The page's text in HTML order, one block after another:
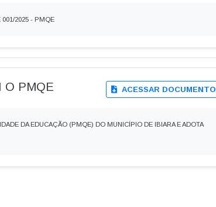
001/2025 - PMQE
O PMQE ACESSAR DOCUMENTO
DA EDUCAÇÃO (PMQE) DO MUNICÍPIO DE IBIARA E ADOTA